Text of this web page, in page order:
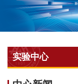
实验中心